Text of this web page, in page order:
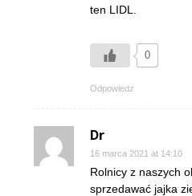
ten LIDL.
0
Odpowiedz
Dr
16 marca 2021 at 14:10
Rolnicy z naszych
sprzedawać jajka